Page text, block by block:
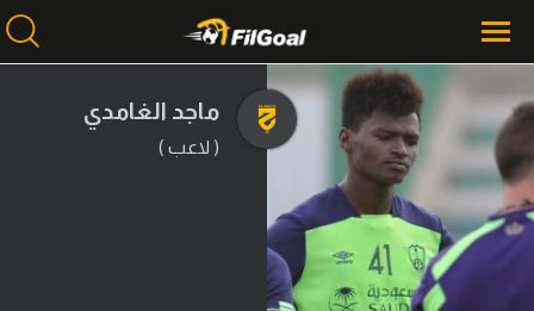
محتوى إخباري
الرئيسية
أخبار
مباريات
ماجد الغامدي
( لاعب )